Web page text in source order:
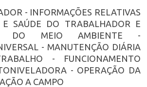
- INFORMAÇÕES RELATIVAS
E SAÚDE DO TRABALHADOR E
DO MEIO AMBIENTE -
- MANUTENÇÃO DIÁRIA
- FUNCIONAMENTO
- OPERAÇÃO DA
A CAMPO